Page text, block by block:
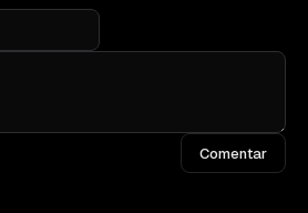
Comentar